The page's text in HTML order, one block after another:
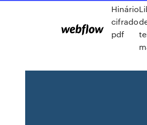
Hinário
cifrado
pdf